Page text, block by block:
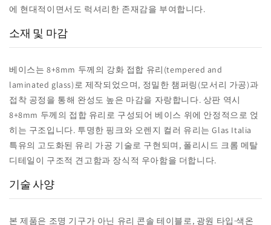
에 현대적이면서도 럭셔리한 존재감을 부여합니다.
소재 및 마감
베이스는 8+8mm 두께의 강화 접합 유리(tempered and
laminated glass)로 제작되었으며, 정밀한 챔퍼링(모서리 가공)과
접착 공정을 통해 완성도 높은 마감을 자랑합니다. 상판 역시
8+8mm 두께의 접합 유리로 구성되어 베이스 위에 안정적으로 얹
히는 구조입니다. 투명한 핑크와 오렌지 컬러 유리는 Glas Italia
특유의 고도화된 유리 가공 기술로 구현되며, 폴리시드 크롬 메탈
디테일이 구조적 견고함과 장식적 우아함을 더합니다.
기술 사양
본 제품은 조명 기구가 아닌 유리 콘솔 테이블로, 광원 타입·색온